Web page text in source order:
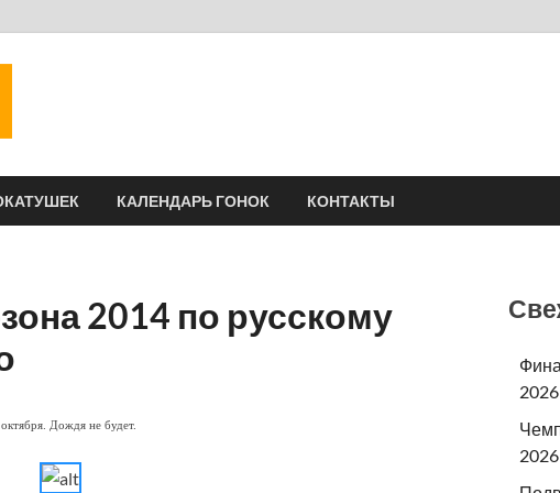
КАЛЕНДАРЬ ГОНОК КОНТАКТЫ
2014 по русскому
Дождя не будет.
2026